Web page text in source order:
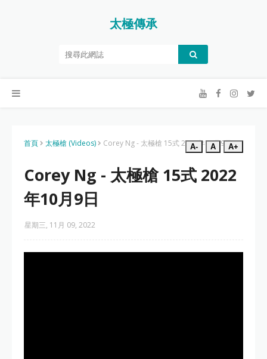
太極傳承
首頁 太極槍 (Videos) Corey Ng - 太極槍 15式 2022年10月9日
A- A A+
Corey Ng - 太極槍 15式 2022
年10月9日
星期三, 11月 09, 2022